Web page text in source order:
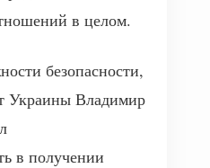
в целом.
безопасности,
Украины Владимир
в получении